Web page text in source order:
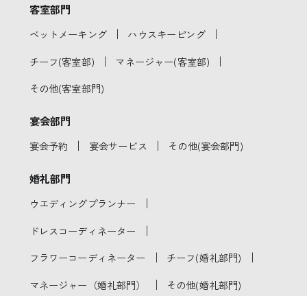
客室部門
ベットメーキング ｜ ハウスキーピング ｜
チーフ(客室部) ｜ マネージャー(客室部) ｜
その他(客室部門)
宴会部門
宴会予約 ｜ 宴会サービス ｜ その他(宴会部門)
婚礼部門
ウエディングプランナー ｜
ドレスコーディネーター ｜
フラワーコーディネーター ｜ チーフ(婚礼部門) ｜
マネージャー（婚礼部門） ｜ その他(婚礼部門)